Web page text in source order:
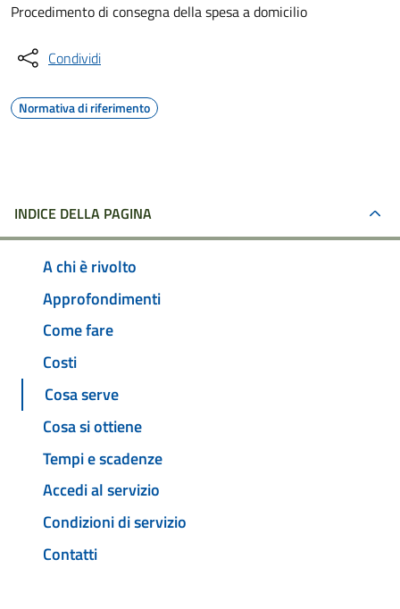
Procedimento di consegna della spesa a domicilio
Condividi
Normativa di riferimento
INDICE DELLA PAGINA
A chi è rivolto
Approfondimenti
Come fare
Costi
Cosa serve
Cosa si ottiene
Tempi e scadenze
Accedi al servizio
Condizioni di servizio
Contatti